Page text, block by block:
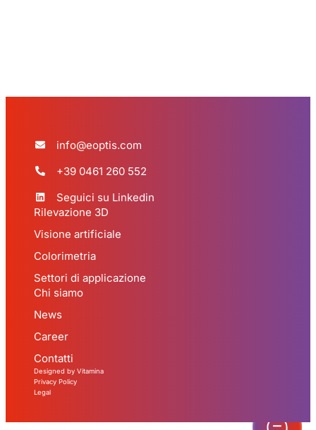
info@eoptis.com
+39 0461 260 552
Seguici su Linkedin
Rilevazione 3D
Visione artificiale
Colorimetria
Settori di applicazione
Chi siamo
News
Career
Contatti
Designed by Vitamina
Privacy Policy
Legal